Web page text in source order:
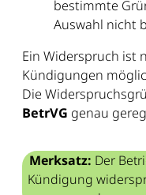
bestimmte
Auswahl nicht
Ein Widerspruch ist
Kündigungen
Die
BetrVG genau
Merksatz: Der
Kündigung